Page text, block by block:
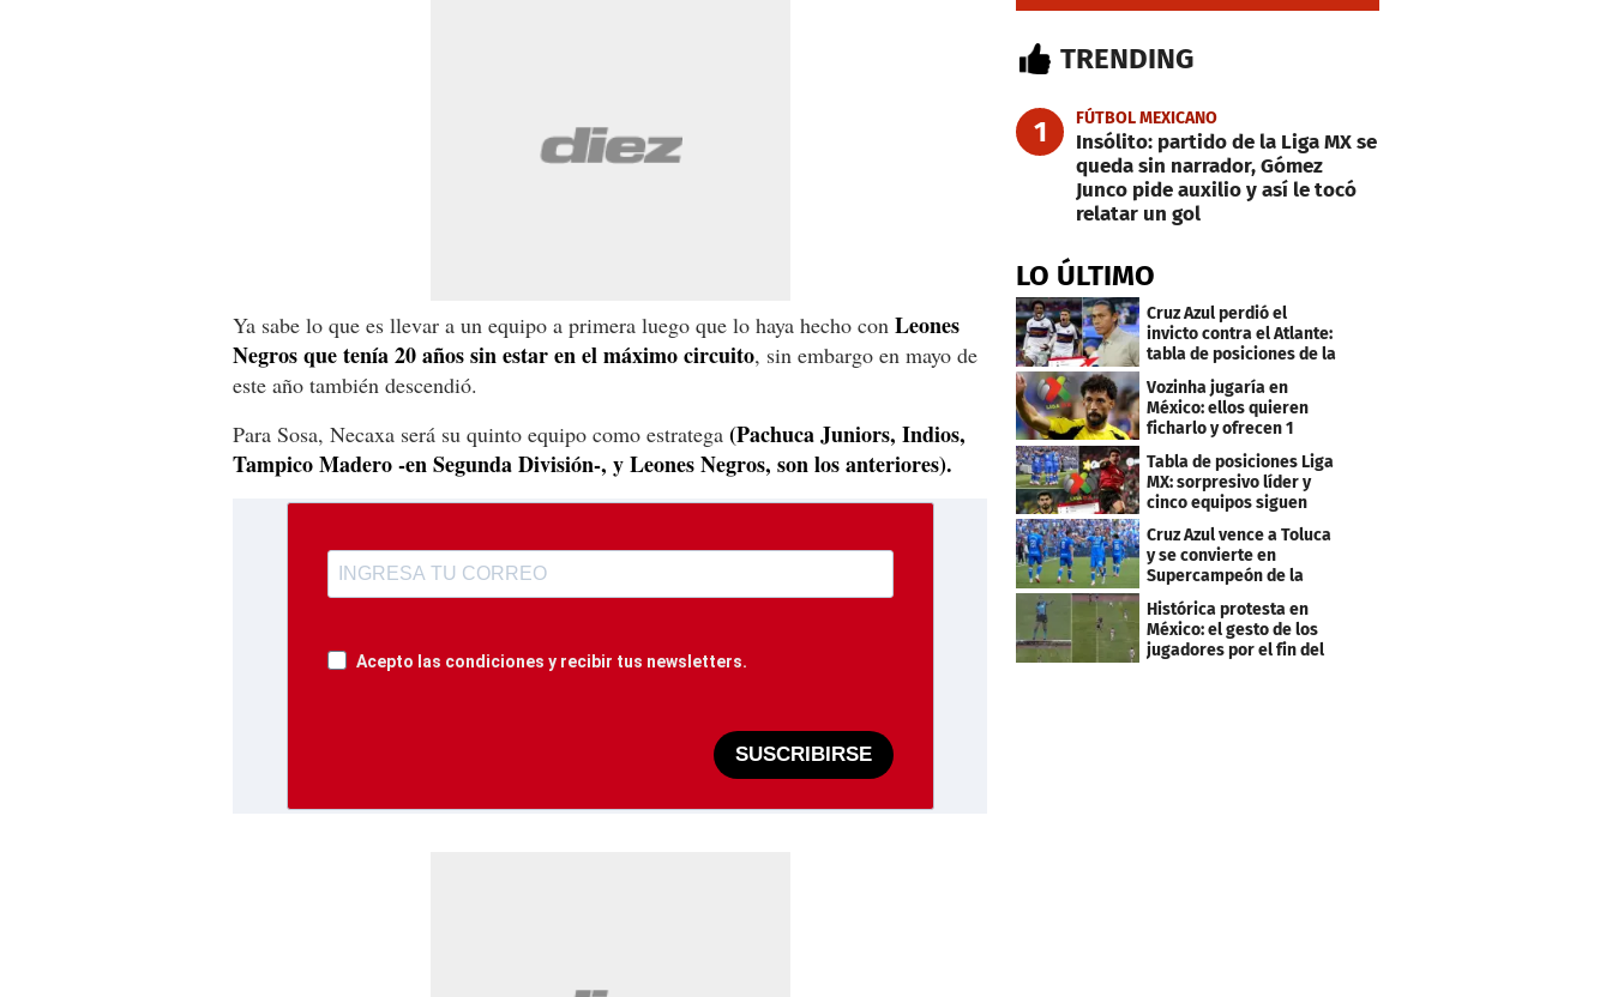
Ya sabe lo que es llevar a un equipo a primera luego que lo haya hecho con Leones
Negros que tenía 20 años sin estar en el máximo circuito, sin embargo en mayo de
este año también descendió.
Para Sosa, Necaxa será su quinto equipo como estratega (Pachuca Juniors, Indios,
Tampico Madero -en Segunda División-, y Leones Negros, son los anteriores).
Acepto las condiciones y recibir tus newsletters.
SUSCRIBIRSE
TRENDING
1 FÚTBOL MEXICANO
Insólito: partido de la Liga MX se
queda sin narrador, Gómez
Junco pide auxilio y así le tocó
relatar un gol
LO ÚLTIMO
Cruz Azul perdió el
invicto contra el Atlante:
tabla de posiciones de la
Liga MX
Vozinha jugaría en
México: ellos quieren
ficharlo y ofrecen 1
millón de dólares
Tabla de posiciones Liga
MX: sorpresivo líder y
cinco equipos siguen
Cruz Azul vence a Toluca
y se convierte en
Supercampeón de la
Liga mexicana
Histórica protesta en
México: el gesto de los
jugadores por el fin del